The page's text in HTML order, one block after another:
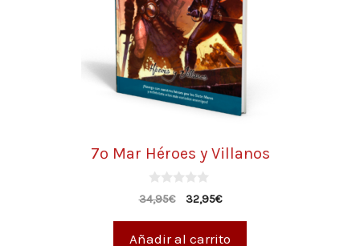
7º Mar Héroes y Villanos
0
d
34,95€ 32,95€
Añadir al carrito